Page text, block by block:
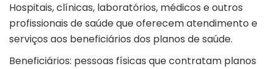
Hospitais, clínicas, laboratórios, médicos e outros
profissionais de saúde que oferecem atendimento e
serviços aos beneficiários dos planos de saúde.
Beneficiários: pessoas físicas que contratam planos